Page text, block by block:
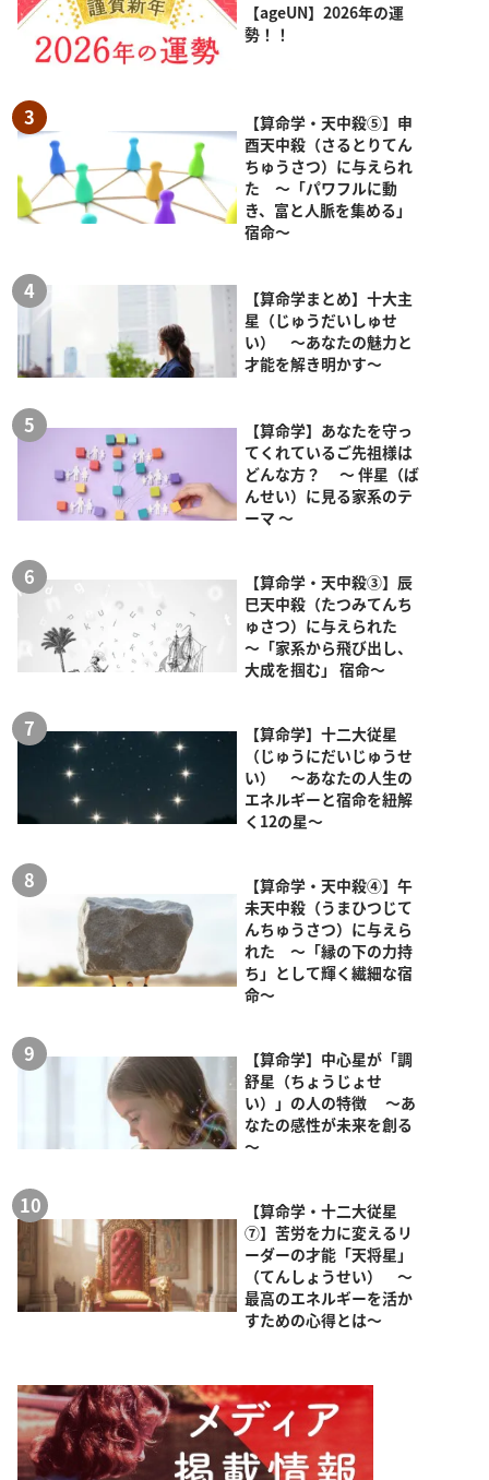
【ageUN】2026年の運
勢！！
【算命学・天中殺⑤】申
酉天中殺（さるとりてん
ちゅうさつ）に与えられ
た ～「パワフルに動
き、富と人脈を集める」
宿命～
【算命学まとめ】十大主
星（じゅうだいしゅせ
い） ～あなたの魅力と
才能を解き明かす～
【算命学】あなたを守っ
てくれているご先祖様は
どんな方？ ～ 伴星（ば
んせい）に見る家系のテ
ーマ ～
【算命学・天中殺③】辰
巳天中殺（たつみてんち
ゅさつ）に与えられた
～「家系から飛び出し、
大成を掴む」 宿命～
【算命学】十二大従星
（じゅうにだいじゅうせ
い） ～あなたの人生の
エネルギーと宿命を紐解
く12の星～
【算命学・天中殺④】午
未天中殺（うまひつじて
んちゅうさつ）に与えら
れた ～「縁の下の力持
ち」として輝く繊細な宿
命～
【算命学】中心星が「調
舒星（ちょうじょせ
い）」の人の特徴 ～あ
なたの感性が未来を創る
～
【算命学・十二大従星
⑦】苦労を力に変えるリ
ーダーの才能「天将星」
（てんしょうせい） ～
最高のエネルギーを活か
すための心得とは～